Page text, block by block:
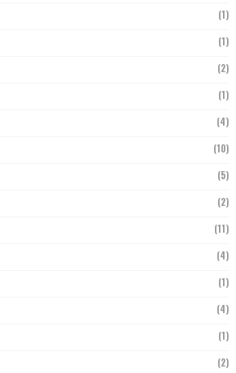
(1)
(1)
(2)
(1)
(4)
(10)
(5)
(2)
(11)
(4)
(1)
(4)
(1)
(2)